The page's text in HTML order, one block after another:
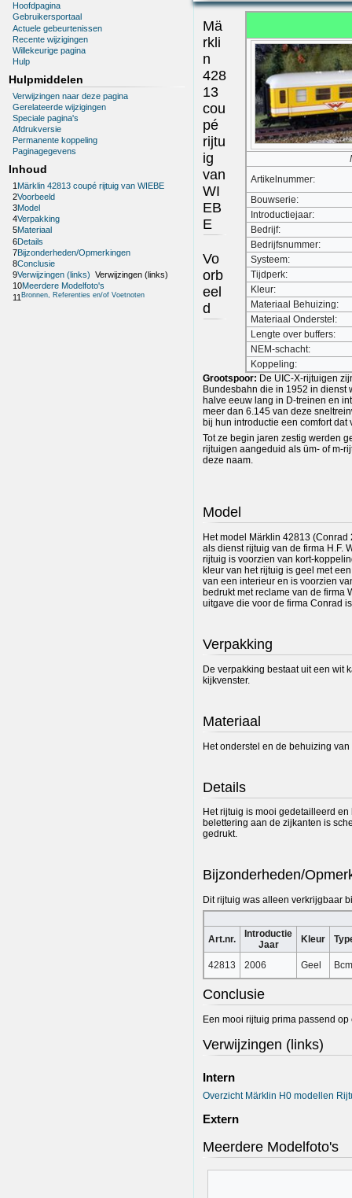
Hoofdpagina
Gebruikersportaal
Actuele gebeurtenissen
Recente wijzigingen
Willekeurige pagina
Hulp
Hulpmiddelen
Verwijzingen naar deze pagina
Gerelateerde wijzigingen
Speciale pagina's
Afdrukversie
Permanente koppeling
Paginagegevens
Inhoud
1 Märklin 42813 coupé rijtuig van WIEBE
2Voorbeeld
3Model
4Verpakking
5Materiaal
6Details
7Bijzonderheden/Opmerkingen
8Conclusie
9Verwijzingen (links) Verwijzingen (links)
10Meerdere Modelfoto's
11Bronnen, Referenties en/of Voetnoten
Artikelnummer:
Bouwserie:
Introductiejaar:
Bedrijf:
Bedrijfsnummer:
Systeem:
Tijdperk:
Kleur:
Materiaal Behuizing:
Materiaal Onderstel:
Lengte over buffers:
NEM-schacht:
Koppeling:
Mä
rkli
n
428
13
cou
pé
rijtu
ig
van
WI
EB
E
Vo
orb
eel
d
Grootspoor: De UIC-X-rijtuigen
Bundesbahn die in 1952 in dienst
halve eeuw lang in D-treinen en
meer dan 6.145 van deze
bij hun introductie een comfort
Tot ze begin jaren zestig werden
rijtuigen aangeduid als üm- of m-
deze naam.
Model
Het model Märklin 42813
als dienst rijtuig van de firma H.F.
rijtuig is voorzien van kort-
kleur van het rijtuig is geel met
van een interieur en is voorzien
bedrukt met reclame van de firma
uitgave die voor de firma Conrad
Verpakking
De verpakking bestaat uit een wit
kijkvenster.
Materiaal
Het onderstel en de behuizing
Details
Het rijtuig is mooi gedetailleerd
belettering aan de zijkanten is
gedrukt.
Bijzonderheden/
Dit rijtuig was alleen verkrijgbaar
Art.nr.
Introductie
Jaar
Kleur
42813 2006 Geel
Conclusie
Een mooi rijtuig prima passend
Verwijzingen (links)
Intern
Overzicht Märklin H0 modellen
Extern
Meerdere Modelfoto's